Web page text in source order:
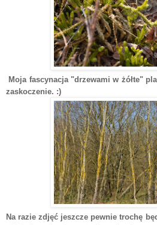
Moja fascynacja "drzewami w żółte"
zaskoczenie. :)
Na razie zdjęć jeszcze pewnie trochę